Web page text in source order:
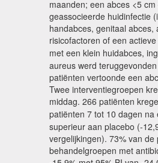
maanden; een abces <5
geassocieerde huidinfectie
handabces, genitaal
risicofactoren of een
met een klein huidabces,
aureus werd
patiënten vertoonde een
Twee interventiegroepen
middag. 266 patiënten
patiënten 7 tot 10 dagen
superieur aan placebo (-
vergelijkingen). 73% van
behandelgroepen met